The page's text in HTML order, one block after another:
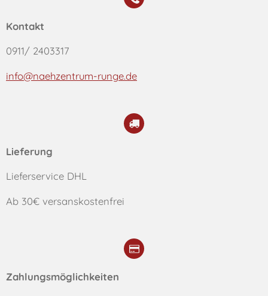
Kontakt
0911/ 2403317
info@naehzentrum-runge.de
Lieferung
Lieferservice DHL
Ab 30€ versanskostenfrei
Zahlungsmöglichkeiten